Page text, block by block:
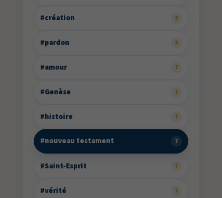
#création 8
#pardon 8
#amour 7
#Genèse 7
#histoire 7
#nouveau testament 7
#Saint-Esprit 7
#vérité 7